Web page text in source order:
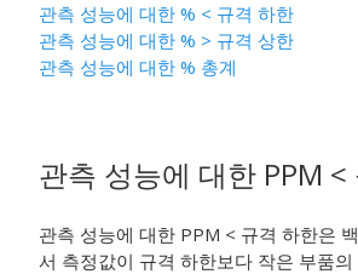
관측 성능에 대한 % < 규격 하한
관측 성능에 대한 % > 규격 상한
관측 성능에 대한 % 총계
관측 성능에 대한 PPM
관측 성능에 대한 PPM < 규격 하한은
서 측정값이 규격 하한보다 작은 부품의